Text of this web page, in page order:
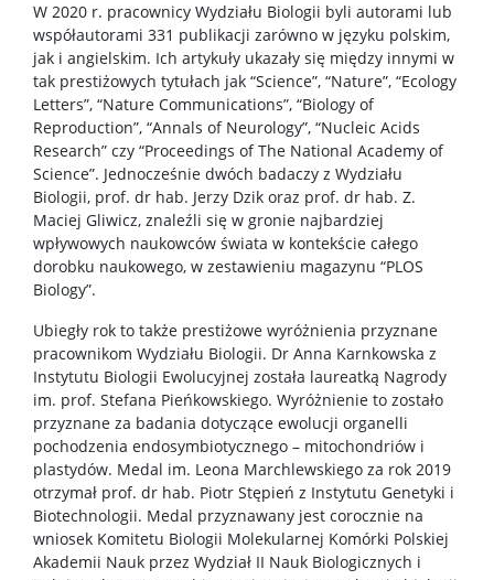
W 2020 r. pracownicy Wydziału Biologii byli autorami lub
współautorami 331 publikacji zarówno w języku polskim,
jak i angielskim. Ich artykuły ukazały się między innymi w
tak prestiżowych tytułach jak “Science”, “Nature”, “Ecology
Letters”, “Nature Communications”, “Biology of
Reproduction”, “Annals of Neurology”, “Nucleic Acids
Research” czy “Proceedings of The National Academy of
Science”. Jednocześnie dwóch badaczy z Wydziału
Biologii, prof. dr hab. Jerzy Dzik oraz prof. dr hab. Z.
Maciej Gliwicz, znaleźli się w gronie najbardziej
wpływowych naukowców świata w kontekście całego
dorobku naukowego, w zestawieniu magazynu “PLOS
Biology”.
Ubiegły rok to także prestiżowe wyróżnienia przyznane
pracownikom Wydziału Biologii. Dr Anna Karnkowska z
Instytutu Biologii Ewolucyjnej została laureatką Nagrody
im. prof. Stefana Pieńkowskiego. Wyróżnienie to zostało
przyznane za badania dotyczące ewolucji organelli
pochodzenia endosymbiotycznego – mitochondriów i
plastydów. Medal im. Leona Marchlewskiego za rok 2019
otrzymał prof. dr hab. Piotr Stępień z Instytutu Genetyki i
Biotechnologii. Medal przyznawany jest corocznie na
wniosek Komitetu Biologii Molekularnej Komórki Polskiej
Akademii Nauk przez Wydział II Nauk Biologicznych i